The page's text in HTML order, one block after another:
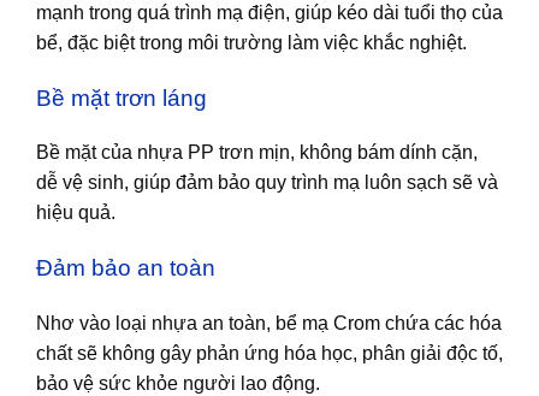
mạnh trong quá trình mạ điện, giúp kéo dài tuổi thọ của
bể, đặc biệt trong môi trường làm việc khắc nghiệt.
Bề mặt trơn láng
Bề mặt của nhựa PP trơn mịn, không bám dính cặn,
dễ vệ sinh, giúp đảm bảo quy trình mạ luôn sạch sẽ và
hiệu quả.
Đảm bảo an toàn
Nhơ vào loại nhựa an toàn, bể mạ Crom chứa các hóa
chất sẽ không gây phản ứng hóa học, phân giải độc tố,
bảo vệ sức khỏe người lao động.